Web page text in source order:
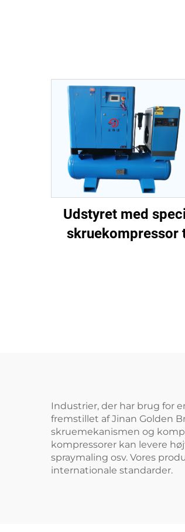
Udstyret med
skruekompressor
Industrier, der har brug for
fremstillet af Jinan Golden
skruemekanismen og
kompressorer kan levere
spraymaling osv. Vores
internationale standarder.